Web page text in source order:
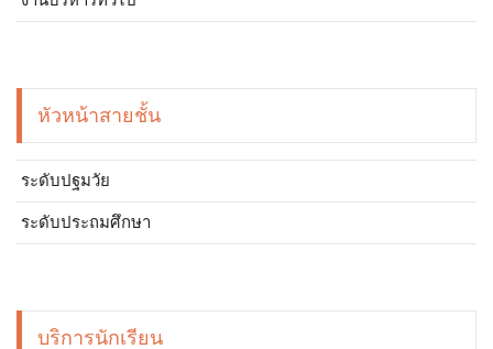
หัวหน้าสายชั้น
ระดับปฐมวัย
ระดับประถมศึกษา
บริการนักเรียน